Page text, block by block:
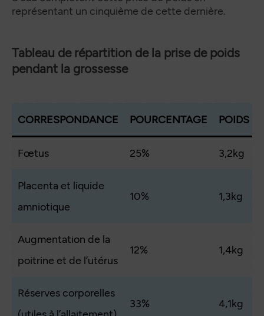
représentant un cinquième de cette dernière.
Tableau de répartition de la prise de poids
pendant la grossesse
CORRESPONDANCE POURCENTAGE POIDS
Fœtus 25% 3,2kg
Placenta et liquide
amniotique
10% 1,3kg
Augmentation de la
poitrine et de l’utérus
12% 1,4kg
Réserves corporelles
33% 4,1kg